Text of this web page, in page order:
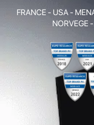
FRANCE - USA -
NORVEGE